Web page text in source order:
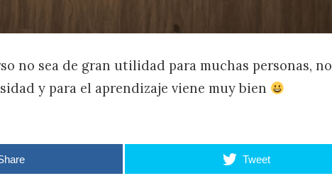
no sea de gran utilidad para muchas personas, no
y para el aprendizaje viene muy bien
Tweet